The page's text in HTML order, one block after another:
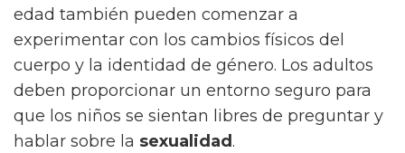
edad también pueden comenzar a
experimentar con los cambios físicos del
cuerpo y la identidad de género. Los adultos
deben proporcionar un entorno seguro para
que los niños se sientan libres de preguntar y
hablar sobre la sexualidad .